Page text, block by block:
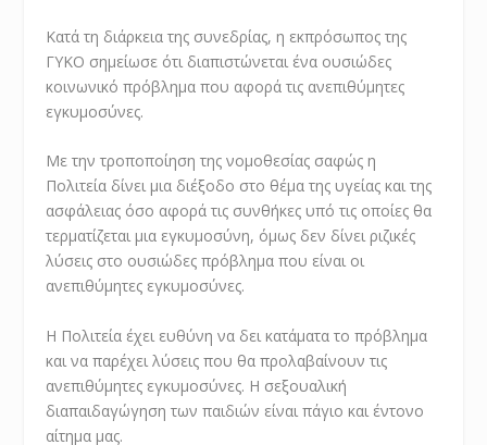
Κατά τη διάρκεια της συνεδρίας, η εκπρόσωπος της
ΓΥΚΟ σημείωσε ότι διαπιστώνεται ένα ουσιώδες
κοινωνικό πρόβλημα που αφορά τις ανεπιθύμητες
εγκυμοσύνες.
Με την τροποποίηση της νομοθεσίας σαφώς η
Πολιτεία δίνει μια διέξοδο στο θέμα της υγείας και της
ασφάλειας όσο αφορά τις συνθήκες υπό τις οποίες θα
τερματίζεται μια εγκυμοσύνη, όμως δεν δίνει ριζικές
λύσεις στο ουσιώδες πρόβλημα που είναι οι
ανεπιθύμητες εγκυμοσύνες.
Η Πολιτεία έχει ευθύνη να δει κατάματα το πρόβλημα
και να παρέχει λύσεις που θα προλαβαίνουν τις
ανεπιθύμητες εγκυμοσύνες. Η σεξουαλική
διαπαιδαγώγηση των παιδιών είναι πάγιο και έντονο
αίτημα μας.